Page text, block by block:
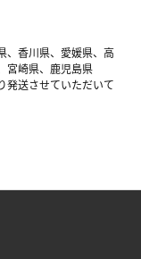
、香川県、愛媛県、高
宮崎県、鹿児島県
発送させていただいて